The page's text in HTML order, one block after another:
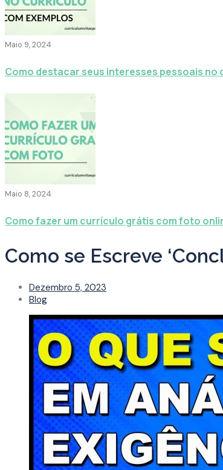
Maio 9, 2024
Como destacar seus interesses pessoais no
Maio 8, 2024
Como fazer um currículo grátis com foto
Como se Escreve
Dezembro 5, 2023
Blog